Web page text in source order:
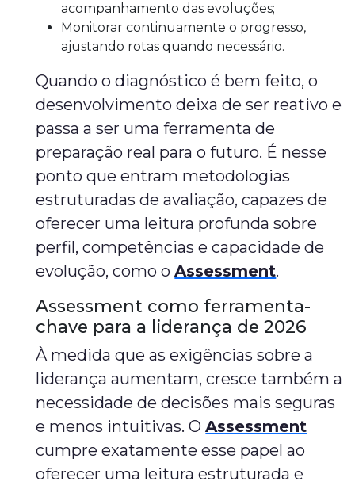
acompanhamento das evoluções;
Monitorar continuamente o progresso,
ajustando rotas quando necessário.
Quando o diagnóstico é bem feito, o
desenvolvimento deixa de ser reativo e
passa a ser uma ferramenta de
preparação real para o futuro. É nesse
ponto que entram metodologias
estruturadas de avaliação, capazes de
oferecer uma leitura profunda sobre
perfil, competências e capacidade de
evolução, como oAssessment.
Assessment como ferramenta-
chave para a liderança de 2026
À medida que as exigências sobre a
liderança aumentam, cresce também a
necessidade de decisões mais seguras
e menos intuitivas. OAssessment
cumpre exatamente esse papel ao
oferecer uma leitura estruturada e